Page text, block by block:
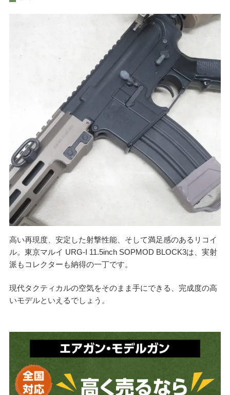
高い再現度、安定した射撃性能、そして満足感のあるリコイ
ル。東京マルイ URG-I 11.5inch SOPMOD BLOCK3は、実射
派もコレクターも納得の一丁です。
現代タクティカルの空気をそのまま手にできる、完成度の高
いモデルといえるでしょう。